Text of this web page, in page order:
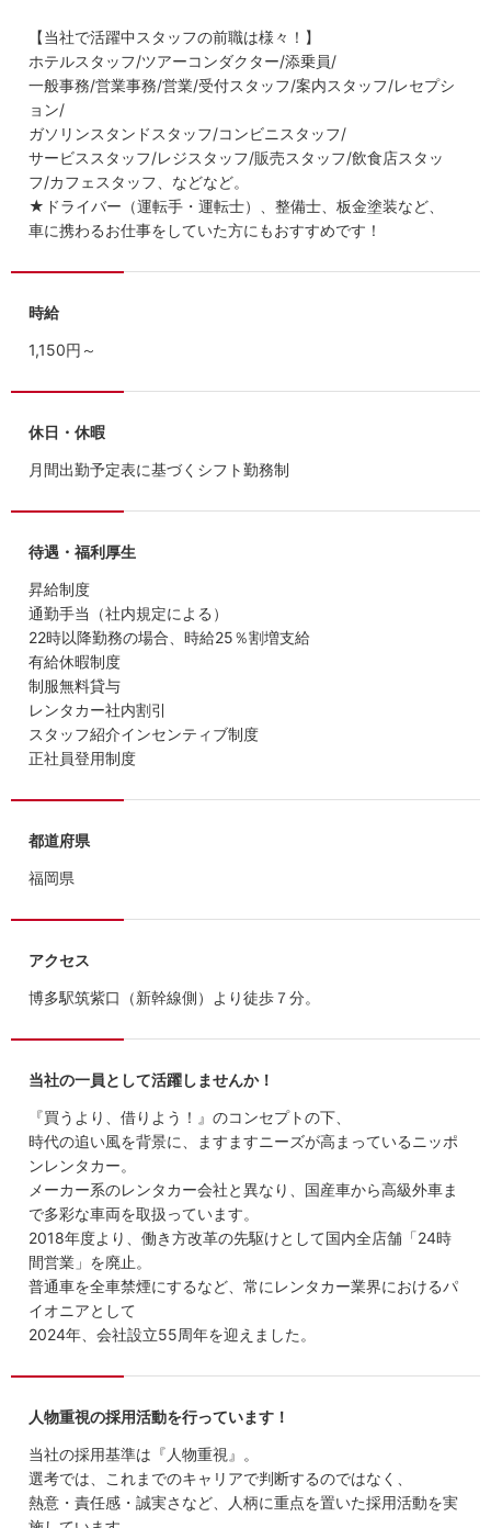
【当社で活躍中スタッフの前職は様々！】
ホテルスタッフ/ツアーコンダクター/添乗員/
一般事務/営業事務/営業/受付スタッフ/案内スタッフ/レセプシ
ョン/
ガソリンスタンドスタッフ/コンビニスタッフ/
サービススタッフ/レジスタッフ/販売スタッフ/飲食店スタッ
フ/カフェスタッフ、などなど。
★ドライバー（運転手・運転士）、整備士、板金塗装など、
車に携わるお仕事をしていた方にもおすすめです！
時給
1,150円～
休日・休暇
月間出勤予定表に基づくシフト勤務制
待遇・福利厚生
昇給制度
通勤手当（社内規定による）
22時以降勤務の場合、時給25％割増支給
有給休暇制度
制服無料貸与
レンタカー社内割引
スタッフ紹介インセンティブ制度
正社員登用制度
都道府県
福岡県
アクセス
博多駅筑紫口（新幹線側）より徒歩７分。
当社の一員として活躍しませんか！
『買うより、借りよう！』のコンセプトの下、
時代の追い風を背景に、ますますニーズが高まっているニッポ
ンレンタカー。
メーカー系のレンタカー会社と異なり、国産車から高級外車ま
で多彩な車両を取扱っています。
2018年度より、働き方改革の先駆けとして国内全店舗「24時
間営業」を廃止。
普通車を全車禁煙にするなど、常にレンタカー業界におけるパ
イオニアとして
2024年、会社設立55周年を迎えました。
人物重視の採用活動を行っています！
当社の採用基準は『人物重視』。
選考では、これまでのキャリアで判断するのではなく、
熱意・責任感・誠実さなど、人柄に重点を置いた採用活動を実